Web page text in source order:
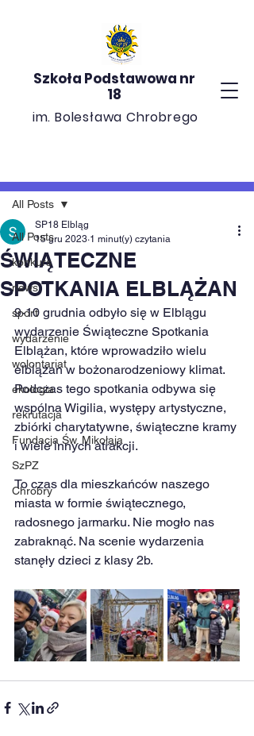
Szkoła Podstawowa nr
18
im. Bolesława Chrobrego
All Posts
konkurs
news
sport
wydarzenie
wolontariat
ekologia
rekrutacja
Fundacja Św. Mikołaja
SzPZ
Chrobry
All Posts
ŚWIĄTECZNE
SPOTKANIA ELBLĄŻAN
SP18 Elbląg
15 gru 2023 1 minut(y) czytania
9-10 grudnia odbyło się w Elblągu
wydarzenie Świąteczne Spotkania
Elblążan, które wprowadziło wielu
elblążan w bożonarodzeniowy klimat.
Podczas tego spotkania odbywa się
wspólna Wigilia, występy artystyczne,
zbiórki charytatywne, świąteczne kramy
i wiele innych atrakcji.
To czas dla mieszkańców naszego
miasta w formie świątecznego,
radosnego jarmarku. Nie mogło nas
zabraknąć. Na scenie wydarzenia
stanęły dzieci z klasy 2b.